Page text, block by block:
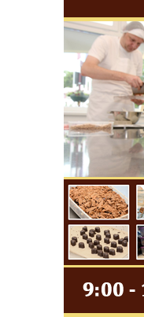
Budějovicích
Sousoší Kalvárie
dominikánů u
Českých
Socha svatého
Semilech
Pamětní deska
na radnici v
Pamětní deska na
Českých
Pamětní deska
Budějovicích